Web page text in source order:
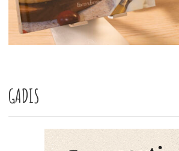
GADIS